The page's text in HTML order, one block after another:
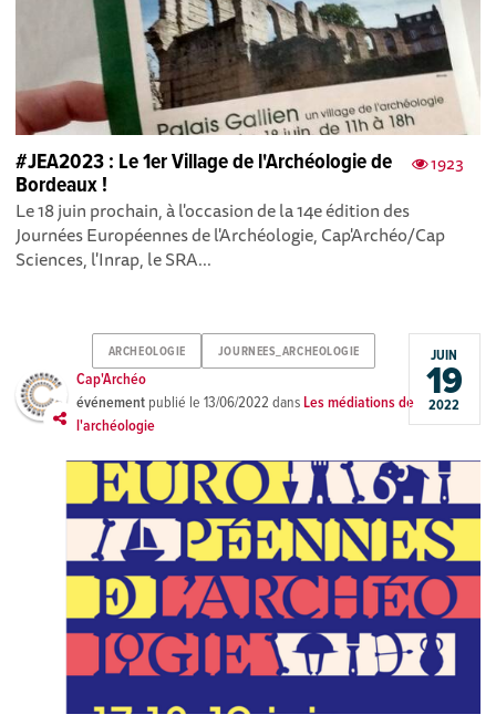
1923
#JEA2023 : Le 1er Village de l'Archéologie de
Bordeaux !
Le 18 juin prochain, à l'occasion de la 14e édition des
Journées Européennes de l'Archéologie, Cap'Archéo/Cap
Sciences , l'Inrap , le SRA...
ARCHEOLOGIE JOURNEES_ARCHEOLOGIE
Cap'Archéo
événement publié le13/06/2022 dansLes médiations de
l'archéologie
JUIN
19
2022